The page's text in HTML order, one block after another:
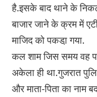
है.इसके बाद थाने के
बाजार जाने के क्रम में
माजिद को पकडा़ गया.
कल शाम जिस समय वह
अकेला ही था.गुजरात
और माता-पिता का